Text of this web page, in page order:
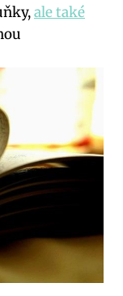
ale také